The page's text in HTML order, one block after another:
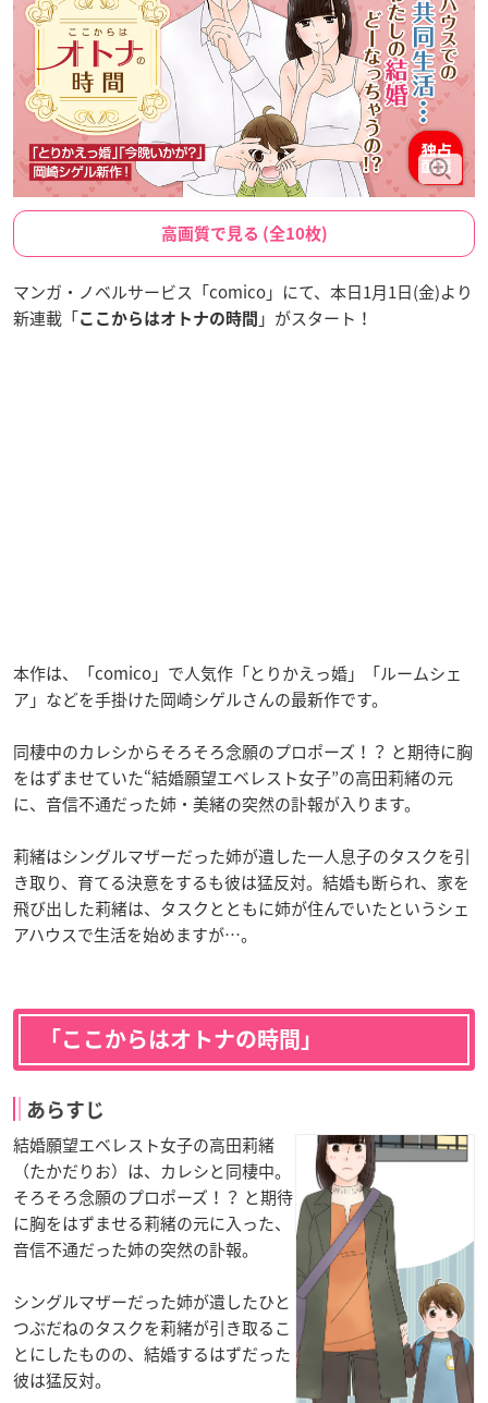
高画質で見る (全10枚)
マンガ・ノベルサービス「comico」にて、本日1月1日(金)より
新連載「ここからはオトナの時間 」がスタート！
本作は、「comico」で人気作「とりかえっ婚」「ルームシェ
ア」などを手掛けた岡崎シゲルさんの最新作です。
同棲中のカレシからそろそろ念願のプロポーズ！？ と期待に胸
をはずませていた“結婚願望エベレスト女子”の高田莉緒の元
に、音信不通だった姉・美緒の突然の訃報が入ります。
莉緒はシングルマザーだった姉が遺した一人息子のタスクを引
き取り、育てる決意をするも彼は猛反対。結婚も断られ、家を
飛び出した莉緒は、タスクとともに姉が住んでいたというシェ
アハウスで生活を始めますが…。
「ここからはオトナの時間」
あらすじ
結婚願望エベレスト女子の高田莉緒
（たかだりお）は、カレシと同棲中。
そろそろ念願のプロポーズ！？ と期待
に胸をはずませる莉緒の元に入った、
音信不通だった姉の突然の訃報。
シングルマザーだった姉が遺したひと
つぶだねのタスクを莉緒が引き取るこ
とにしたものの、結婚するはずだった
彼は猛反対。